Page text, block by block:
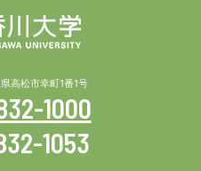
高松市幸町1番1号
1000
1053